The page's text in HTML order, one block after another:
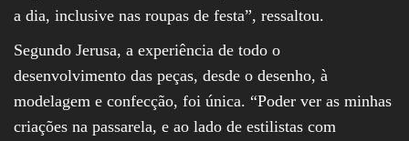
a dia, inclusive nas roupas de festa”, ressaltou.
Segundo Jerusa, a experiência de todo o
desenvolvimento das peças, desde o desenho, à
modelagem e confecção, foi única. “Poder ver as minhas
criações na passarela, e ao lado de estilistas com